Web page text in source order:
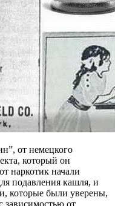
от немецкого
который он
наркотик начали
подавления кашля, и
которые были уверены,